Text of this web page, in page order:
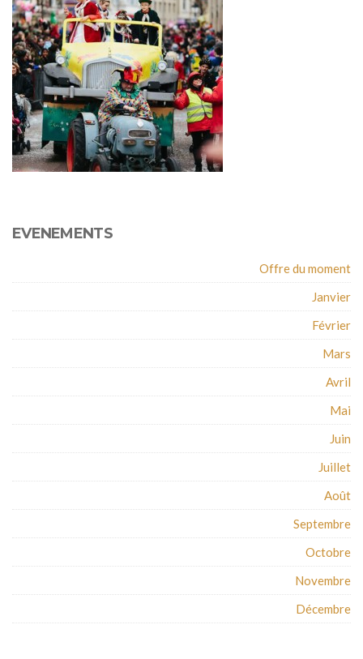
EVENEMENTS
Offre du moment
Janvier
Février
Mars
Avril
Mai
Juin
Juillet
Août
Septembre
Octobre
Novembre
Décembre